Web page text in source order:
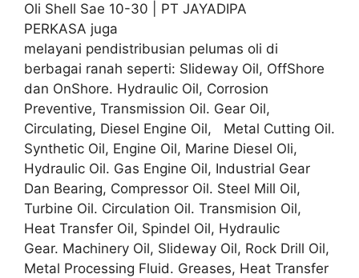
Oli Shell Sae 10-30 | PT JAYADIPA
PERKASA juga
melayani pendistribusian pelumas oli di
berbagai ranah seperti: Slideway Oil, OffShore
dan OnShore. Hydraulic Oil, Corrosion
Preventive, Transmission Oil. Gear Oil,
Circulating, Diesel Engine Oil, Metal Cutting Oil.
Synthetic Oil, Engine Oil, Marine Diesel Oli,
Hydraulic Oil. Gas Engine Oil, Industrial Gear
Dan Bearing, Compressor Oil. Steel Mill Oil,
Turbine Oil. Circulation Oil. Transmision Oil,
Heat Transfer Oil, Spindel Oil, Hydraulic
Gear. Machinery Oil, Slideway Oil, Rock Drill Oil,
Metal Processing Fluid. Greases, Heat Transfer